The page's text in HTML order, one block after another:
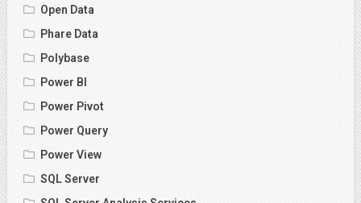
Open Data
Phare Data
Polybase
Power BI
Power Pivot
Power Query
Power View
SQL Server